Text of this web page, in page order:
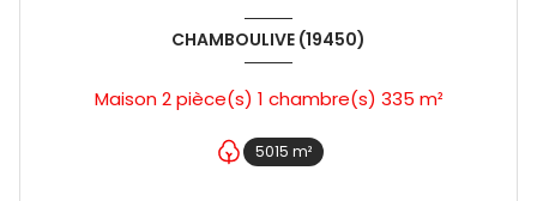
CHAMBOULIVE (19450)
Maison 2 pièce(s) 1 chambre(s) 335 m²
5015 m²